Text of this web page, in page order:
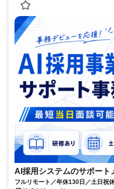
AI採用システムのサポート
フルリモート／年休130日／土日祝